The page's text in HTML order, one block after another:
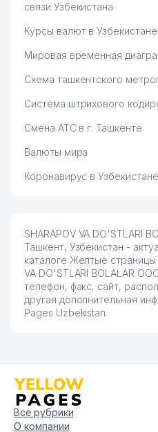
связи Узбекистана
Курсы валют в Узбекистане
Мировая временная
Схема ташкентского
Система штрихового
Смена АТС в г. Ташкенте
Валюты мира
Коронавирус в
SHARAPOV VA DO'STLARI
Ташкент, Узбекистан -
каталоге Желтые страницы
VA DO'STLARI BOLALAR
телефон, факс, сайт,
другая дополнительная
Pages Uzbekistan.
Все рубрики
О компании